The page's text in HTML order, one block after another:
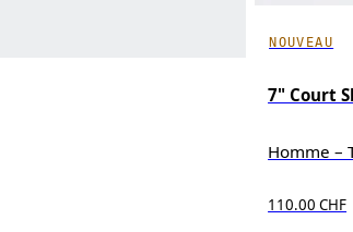
NOUVEAU
7" Court
Homme –
110.00 CHF